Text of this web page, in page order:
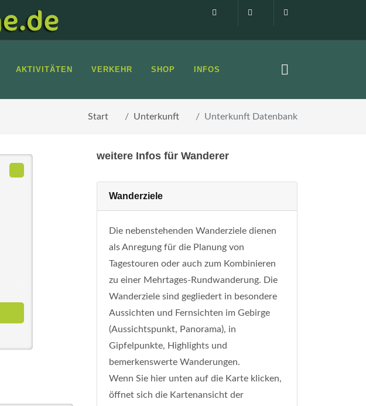
Impressum0160 99873408
AKTIVITÄTEN VERKEHR SHOP INFOS
Start Unterkunft Unterkunft Datenbank
weitere Infos für Wanderer
Wanderziele
Die nebenstehenden Wanderziele dienen
als Anregung für die Planung von
Tagestouren oder auch zum Kombinieren
zu einer Mehrtages-Rundwanderung. Die
Wanderziele sind gegliedert in besondere
Aussichten und Fernsichten im Gebirge
(Aussichtspunkt, Panorama), in
Gipfelpunkte, Highlights und
bemerkenswerte Wanderungen.
Wenn Sie hier unten auf die Karte klicken,
öffnet sich die Kartenansicht der